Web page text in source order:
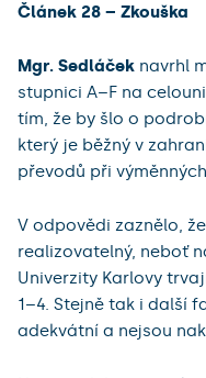
Článek 28 – Zkouška
Mgr. Sedláček navrhl
stupnici A–F na
tím, že by šlo o
který je běžný v
převodů při
V odpovědi zaznělo,
realizovatelný, neboť
Univerzity Karlovy
1–4. Stejně tak i další
adekvátní a nejsou